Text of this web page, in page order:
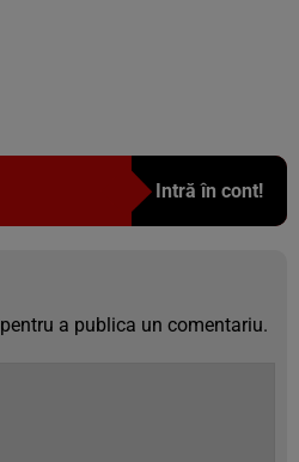
Intră în cont!
pentru a publica un comentariu.